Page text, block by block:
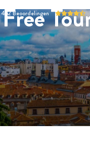
Free
452Beoordelingen